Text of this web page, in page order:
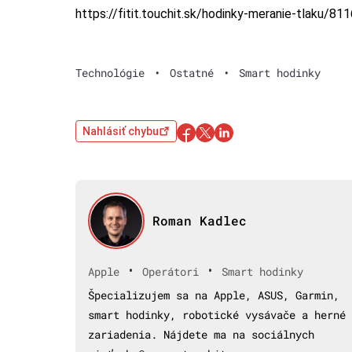
https://fitit.touchit.sk/hodinky-meranie-tlaku/
Technológie • Ostatné • Smart hodinky
Nahlásiť chybu
Roman Kadlec
Apple • Operátori •
Smart hodinky
Špecializujem sa na Apple, ASUS, Garmin,
smart hodinky, robotické vysávače a herné
zariadenia. Nájdete ma na sociálnych